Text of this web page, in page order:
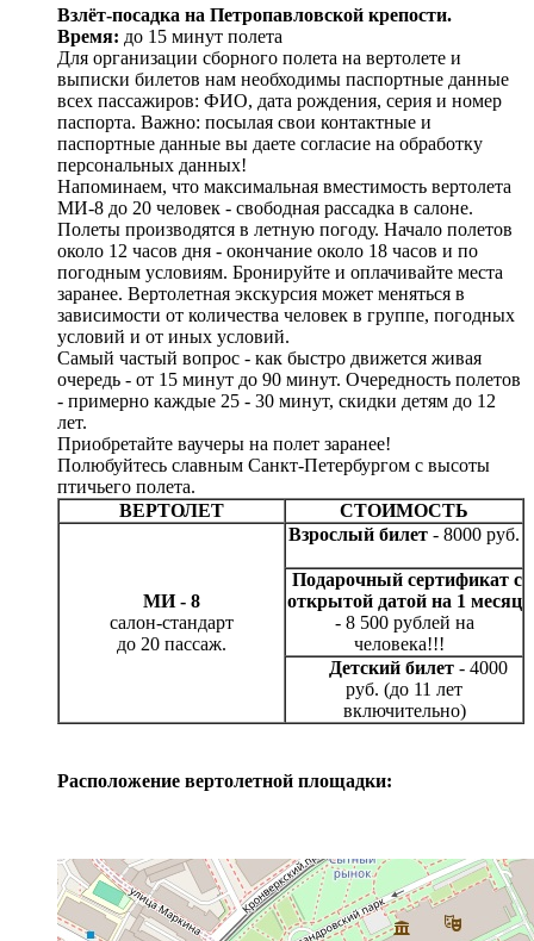
Взлёт-посадка на Петропавловской крепости.
Время: до 15 минут полета
Для организации сборного полета на вертолете и
выписки билетов нам необходимы паспортные данные
всех пассажиров: ФИО, дата рождения, серия и номер
паспорта. Важно: посылая свои контактные и
паспортные данные вы даете согласие на обработку
персональных данных!
Напоминаем, что максимальная вместимость вертолета
МИ-8 до 20 человек - свободная рассадка в салоне.
Полеты производятся в летную погоду. Начало полетов
около 12 часов дня - окончание около 18 часов и по
погодным условиям. Бронируйте и оплачивайте места
заранее. Вертолетная экскурсия может меняться в
зависимости от количества человек в группе, погодных
условий и от иных условий.
Самый частый вопрос - как быстро движется живая
очередь - от 15 минут до 90 минут. Очередность полетов
- примерно каждые 25 - 30 минут, скидки детям до 12
лет.
Приобретайте ваучеры на полет заранее!
Полюбуйтесь славным Санкт-Петербургом с высоты
птичьего полета.
ВЕРТОЛЕТ
СТОИМОСТЬ
МИ - 8
салон-стандарт
до 20 пассаж.
Взрослый билет - 8000 руб.
Подарочный сертификат с
открытой датой на 1 месяц
- 8 500 рублей на
человека!!!
Детский билет - 4000
руб. (до 11 лет
включительно)
Расположение вертолетной площадки: